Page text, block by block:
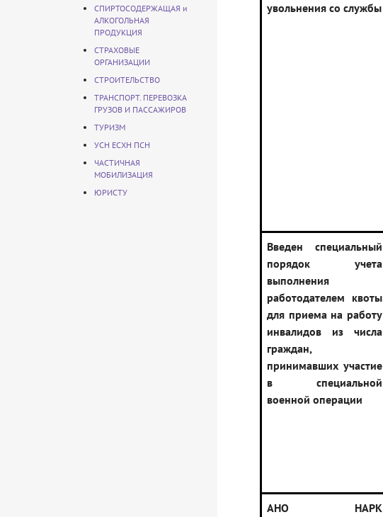
СПИРТОСОДЕРЖАЩАЯ и
АЛКОГОЛЬНАЯ
ПРОДУКЦИЯ
СТРАХОВЫЕ
ОРГАНИЗАЦИИ
СТРОИТЕЛЬСТВО
ТРАНСПОРТ. ПЕРЕВОЗКА
ГРУЗОВ И ПАССАЖИРОВ
ТУРИЗМ
УСН ЕСХН ПСН
ЧАСТИЧНАЯ
МОБИЛИЗАЦИЯ
ЮРИСТУ
увольнения со службы
Введен специальный
порядок учета
выполнения
работодателем квоты
для приема на работу
инвалидов из числа
граждан,
принимавших участие
в специальной
военной операции
АНО НАРК